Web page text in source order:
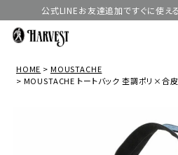
公式LINEお友達追加ですぐに使え
HOME
MOUSTACHE
MOUSTACHE トートバック 杢調ポリ×合